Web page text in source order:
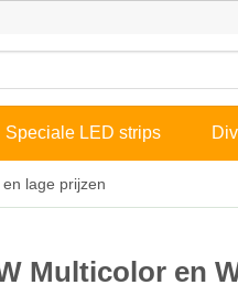
Speciale LED strips
lage prijzen
Multicolor en